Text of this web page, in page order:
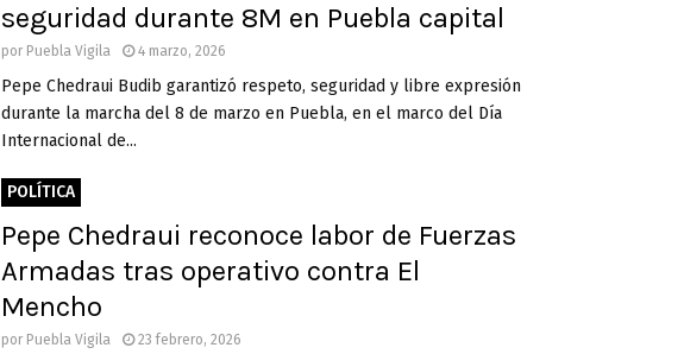
seguridad durante 8M en Puebla capital
por Puebla Vigila 4 marzo, 2026
Pepe Chedraui Budib garantizó respeto, seguridad y libre expresión
durante la marcha del 8 de marzo en Puebla, en el marco del Día
Internacional de...
POLÍTICA
Pepe Chedraui reconoce labor de Fuerzas
Armadas tras operativo contra El
Mencho
por Puebla Vigila 23 febrero, 2026